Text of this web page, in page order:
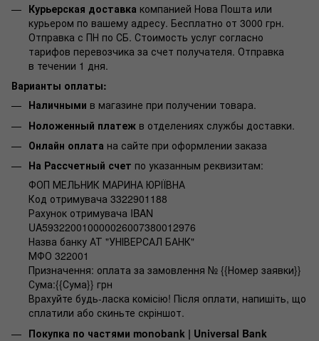
Курьерская доставка компанией Нова Пошта или
курьером по вашему адресу. Бесплатно от 3000 грн.
Отправка с ПН по СБ. Стоимость услуг согласно
тарифов перевозчика за счет получателя. Отправка
в течении 1 дня.
Варианты оплаты:
Наличными в магазине при получении товара.
Ноложенный платеж в отделениях службы доставки.
Онлайн оплата на сайте при оформлении заказа
На Рассчетный счет по указанным реквизитам:
ФОП МЕЛЬНИК МАРИНА ЮРІЇВНА
Код отримувача 3322901188
Рахунок отримувача IBAN
UA593220010000026007380012976
Назва банку АТ "УНІВЕРСАЛ БАНК"
МФО 322001
Призначення: оплата за замовлення № {{Номер заявки}}
Сума:{{Сума}} грн
Врахуйте будь-ласка комісію! Після оплати, напишіть, що
сплатили або скиньте скріншот.
Покупка по частями monobank | Universal Bank